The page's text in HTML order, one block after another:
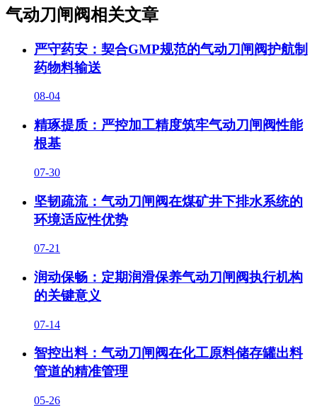
气动刀闸阀相关文章
严守药安：契合GMP规范的气动刀闸阀护航制
药物料输送
08-04
精琢提质：严控加工精度筑牢气动刀闸阀性能
根基
07-30
坚韧疏流：气动刀闸阀在煤矿井下排水系统的
环境适应性优势
07-21
润动保畅：定期润滑保养气动刀闸阀执行机构
的关键意义
07-14
智控出料：气动刀闸阀在化工原料储存罐出料
管道的精准管理
05-26